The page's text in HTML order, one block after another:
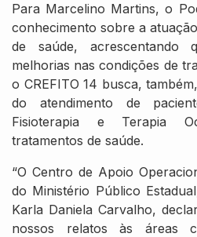
Para Marcelino Martins, o
conhecimento sobre a
de saúde, acrescentando
melhorias nas condições de
o CREFITO 14 busca,
do atendimento de
Fisioterapia e Terapia
tratamentos de saúde.
“O Centro de Apoio
do Ministério Público
Karla Daniela Carvalho,
nossos relatos às áreas